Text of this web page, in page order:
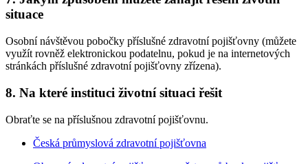
situace
Osobní návštěvou pobočky příslušné zdravotní pojišťovny (můžete
využít rovněž elektronickou podatelnu, pokud je na internetových
stránkách příslušné zdravotní pojišťovny zřízena).
8. Na které instituci životní situaci řešit
Obraťte se na příslušnou zdravotní pojišťovnu.
Česká průmyslová zdravotní pojišťovna